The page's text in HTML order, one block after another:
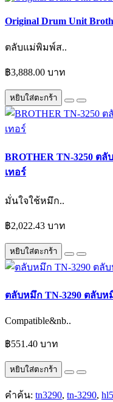
Original Drum Unit
ตลับแม่พิมพ์ส..
฿3,888.00 บาท
หยิบใส่ตะกร้า
BROTHER TN-3250 ต
เทอร์
มั่นใจใช้หมึก..
฿2,022.43 บาท
หยิบใส่ตะกร้า
ตลับหมึก TN-3290 ตลับห
Compatible&nb..
฿551.40 บาท
หยิบใส่ตะกร้า
คำค้น: tn3290, tn-3290,